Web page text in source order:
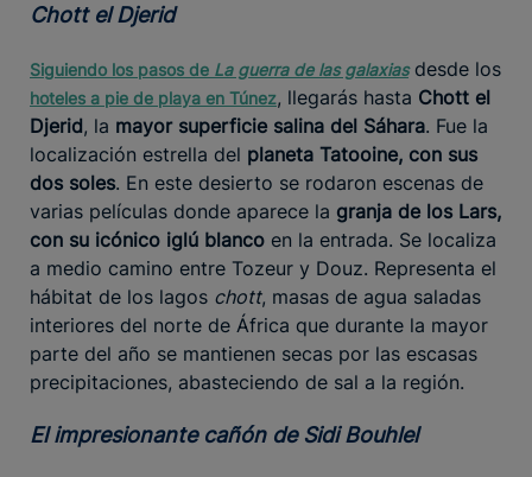
Chott el Djerid
Siguiendo los pasos de La guerra de las galaxiasdesde los
hoteles a pie de playa en Túnez, llegarás hasta Chott el
Djerid, la mayor superficie salina del Sáhara. Fue la
localización estrella del planeta Tatooine, con sus
dos soles. En este desierto se rodaron escenas de
varias películas donde aparece la granja de los Lars,
con su icónico iglú blanco en la entrada. Se localiza
a medio camino entre Tozeur y Douz. Representa el
hábitat de los lagos chott, masas de agua saladas
interiores del norte de África que durante la mayor
parte del año se mantienen secas por las escasas
precipitaciones, abasteciendo de sal a la región.
El impresionante cañón de Sidi Bouhlel